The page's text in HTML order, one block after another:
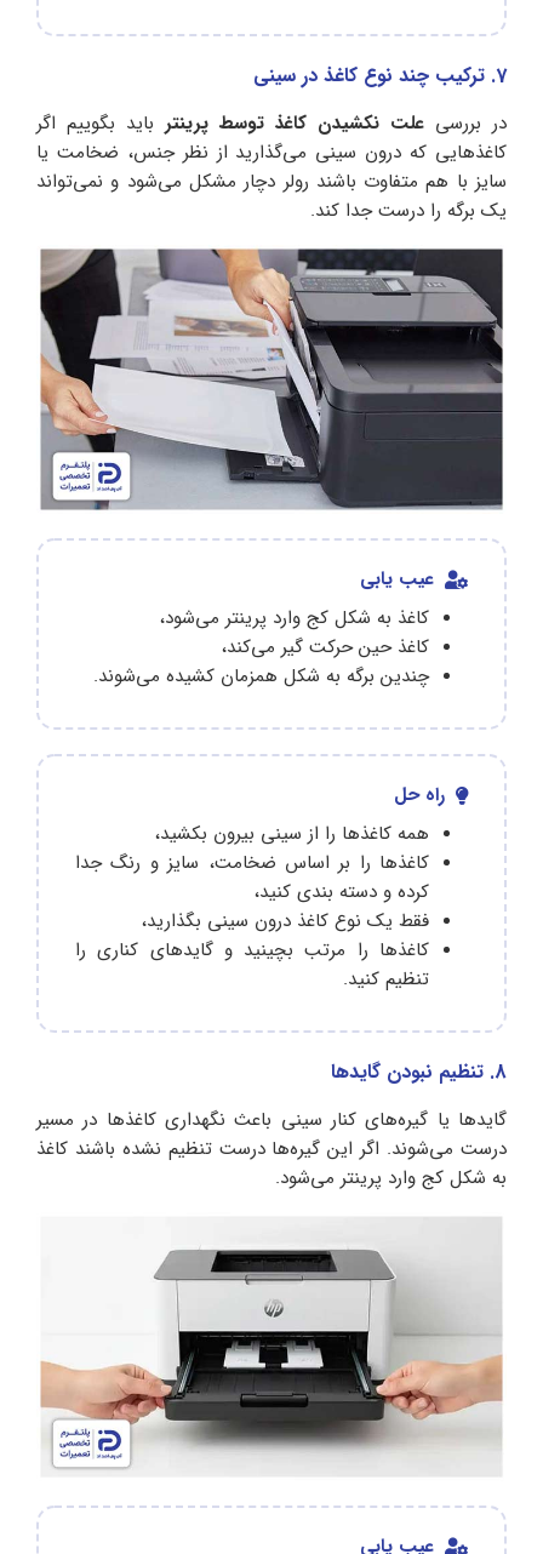
7. ترکیب چند نوع کاغذ در سینی
در بررسی علت نکشیدن کاغذ توسط پرینتر باید بگوییم اگر
کاغذهایی که درون سینی می‌گذارید از نظر جنس، ضخامت یا
سایز با هم متفاوت باشند رولر دچار مشکل می‌شود و نمی‌تواند
یک برگه را درست جدا کند.
عیب یابی
کاغذ به شکل کج وارد پرینتر می‌شود،
کاغذ حین حرکت گیر می‌کند،
چندین برگه به شکل همزمان کشیده می‌شوند.
راه حل
همه کاغذها را از سینی بیرون بکشید،
کاغذها را بر اساس ضخامت، سایز و رنگ جدا
کرده و دسته بندی کنید،
فقط یک نوع کاغذ درون سینی بگذارید،
کاغذها را مرتب بچینید و گایدهای کناری را
تنظیم کنید‌.
8. تنظیم نبودن گایدها
گایدها یا گیره‌های کنار سینی باعث نگهداری کاغذها در مسیر
درست می‌شوند. اگر این گیره‌ها درست تنظیم نشده باشند کاغذ
به شکل کج وارد پرینتر می‌شود.
عیب یابی